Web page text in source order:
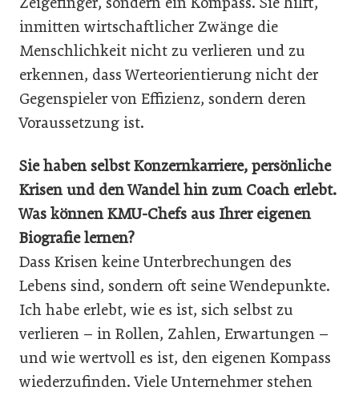
inmitten wirtschaftlicher Zwänge die
Menschlichkeit nicht zu verlieren und zu
erkennen, dass Werteorientierung nicht der
Gegenspieler von Effizienz, sondern deren
Voraussetzung ist.
Sie haben selbst Konzernkarriere, persönliche
Krisen und den Wandel hin zum Coach erlebt.
Was können KMU-Chefs aus Ihrer eigenen
Biografie lernen?
Dass Krisen keine Unterbrechungen des
Lebens sind, sondern oft seine Wendepunkte.
Ich habe erlebt, wie es ist, sich selbst zu
verlieren – in Rollen, Zahlen, Erwartungen –
und wie wertvoll es ist, den eigenen Kompass
wiederzufinden. Viele Unternehmer stehen